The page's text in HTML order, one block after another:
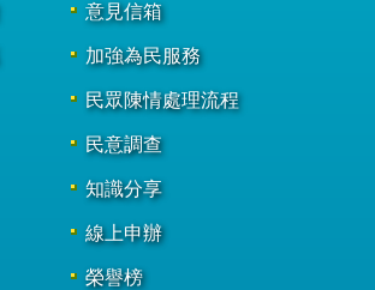
意見信箱
加強為民服務
民眾陳情處理流程
民意調查
知識分享
線上申辦
榮譽榜